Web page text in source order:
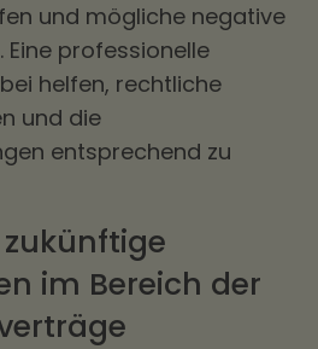
und mögliche negative
Eine professionelle
helfen, rechtliche
und die
entsprechend zu
im Bereich der